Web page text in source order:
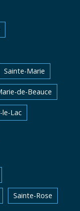
Sainte-Marie
de-Beauce
le-Lac
Sainte-Rose